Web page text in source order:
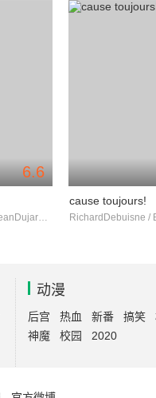
6.6
MathildeSeigner / JeanDujardin / Miou-Miou
cause toujours!
动漫
后宫 热血 新番 搞笑
神魔
校园 2020